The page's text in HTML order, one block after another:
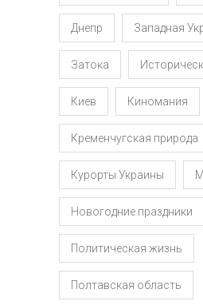
Днепр Западная
Затока
Киев Киномания
Кременчугская природа
Курорты Украины
Новогодние праздники
Политическая жизнь
Полтавская область